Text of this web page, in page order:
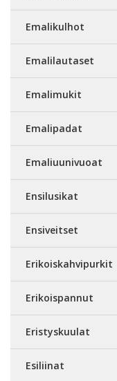
Emalikulhot
Emalilautaset
Emalimukit
Emalipadat
Emaliuunivuoat
Ensilusikat
Ensiveitset
Erikoiskahvipurkit
Erikoispannut
Eristyskuulat
Esiliinat